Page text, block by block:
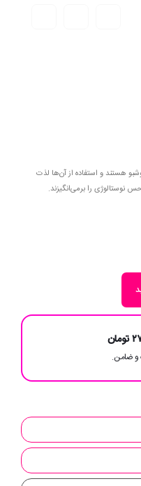
هستند و استفاده از آن‌ها لذت
را برمی‌انگیزند.
تومان